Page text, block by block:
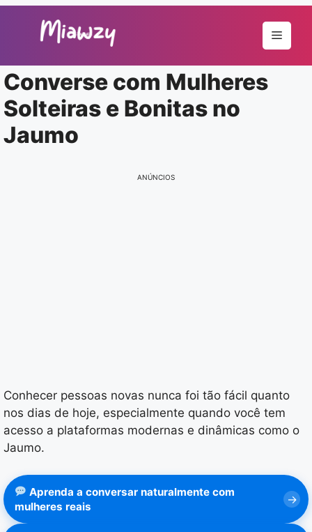
conteúdo
Menu
Converse com Mulheres
Solteiras e Bonitas no
Jaumo
ANÚNCIOS
Conhecer pessoas novas nunca foi tão fácil quanto
nos dias de hoje, especialmente quando você tem
acesso a plataformas modernas e dinâmicas como o
Jaumo.
Aprenda a conversar naturalmente com
mulheres reais